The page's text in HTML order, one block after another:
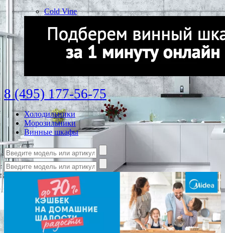
Cold Vine
8 (495) 177-56-75
Холодильники
Морозильники
Винные шкафы